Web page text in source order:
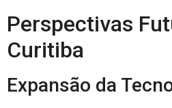
Perspectivas
Curitiba
Expansão da